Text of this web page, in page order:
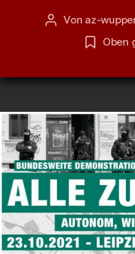
Beitragsautor
Von az-
Oben